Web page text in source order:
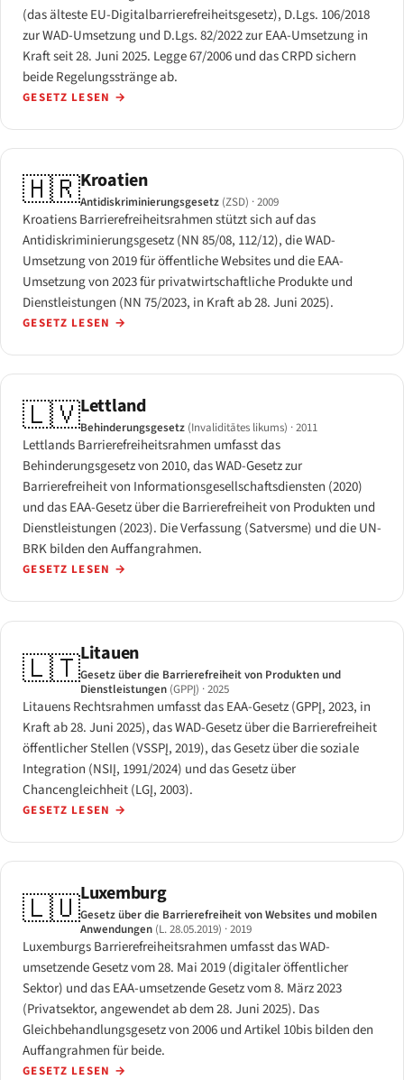
(das älteste EU-Digitalbarrierefreiheitsgesetz), D.Lgs. 106/2018
zur WAD-Umsetzung und D.Lgs. 82/2022 zur EAA-Umsetzung in
Kraft seit 28. Juni 2025. Legge 67/2006 und das CRPD sichern
beide Regelungsstränge ab.
GESETZ LESEN →
🇭🇷Kroatien
Antidiskriminierungsgesetz (ZSD) · 2009
Kroatiens Barrierefreiheitsrahmen stützt sich auf das
Antidiskriminierungsgesetz (NN 85/08, 112/12), die WAD-
Umsetzung von 2019 für öffentliche Websites und die EAA-
Umsetzung von 2023 für privatwirtschaftliche Produkte und
Dienstleistungen (NN 75/2023, in Kraft ab 28. Juni 2025).
GESETZ LESEN →
🇱🇻Lettland
Behinderungsgesetz (Invaliditātes likums) · 2011
Lettlands Barrierefreiheitsrahmen umfasst das
Behinderungsgesetz von 2010, das WAD-Gesetz zur
Barrierefreiheit von Informationsgesellschaftsdiensten (2020)
und das EAA-Gesetz über die Barrierefreiheit von Produkten und
Dienstleistungen (2023). Die Verfassung (Satversme) und die UN-
BRK bilden den Auffangrahmen.
GESETZ LESEN →
🇱🇹Litauen
Gesetz über die Barrierefreiheit von Produkten und
Dienstleistungen (GPPĮ) · 2025
Litauens Rechtsrahmen umfasst das EAA-Gesetz (GPPĮ, 2023, in
Kraft ab 28. Juni 2025), das WAD-Gesetz über die Barrierefreiheit
öffentlicher Stellen (VSSPĮ, 2019), das Gesetz über die soziale
Integration (NSIĮ, 1991/2024) und das Gesetz über
Chancengleichheit (LGĮ, 2003).
GESETZ LESEN →
🇱🇺Luxemburg
Gesetz über die Barrierefreiheit von Websites und mobilen
Anwendungen (L. 28.05.2019) · 2019
Luxemburgs Barrierefreiheitsrahmen umfasst das WAD-
umsetzende Gesetz vom 28. Mai 2019 (digitaler öffentlicher
Sektor) und das EAA-umsetzende Gesetz vom 8. März 2023
(Privatsektor, angewendet ab dem 28. Juni 2025). Das
Gleichbehandlungsgesetz von 2006 und Artikel 10bis bilden den
Auffangrahmen für beide.
GESETZ LESEN →